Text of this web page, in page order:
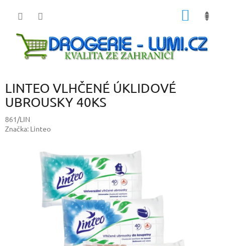
LINTEO VLHČENÉ ÚKLIDOVÉ
UBROUSKY 40KS
861/LIN
Značka: Linteo